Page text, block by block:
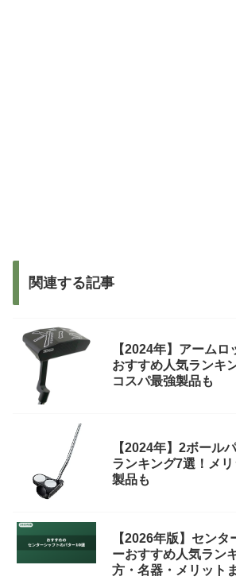
関連する記事
【2024年】アーム
おすすめ人気ランキ
コスパ最強製品も
【2024年】2ボール
ランキング7選！メ
製品も
【2026年版】セン
ーおすすめ人気ラン
方・名器・メリット